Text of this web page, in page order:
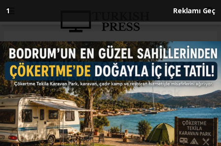
Anasayfa EKONOMİ
Mükellefler Ocak-Mart 2024
döneminde enflasyon
düzeltmesi yapmayacak
EKONOMİ
30.04.2024 - 09:14, Güncelleme: 30.04.2024 - 09:14